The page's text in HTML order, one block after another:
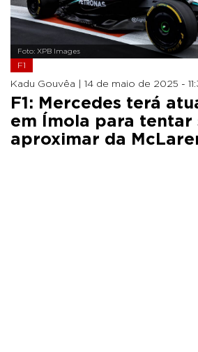
Foto: XPB Images
F1
Kadu Gouvêa | 14 de maio de 2025 -
F1: Mercedes terá
em Ímola para tentar
aproximar da